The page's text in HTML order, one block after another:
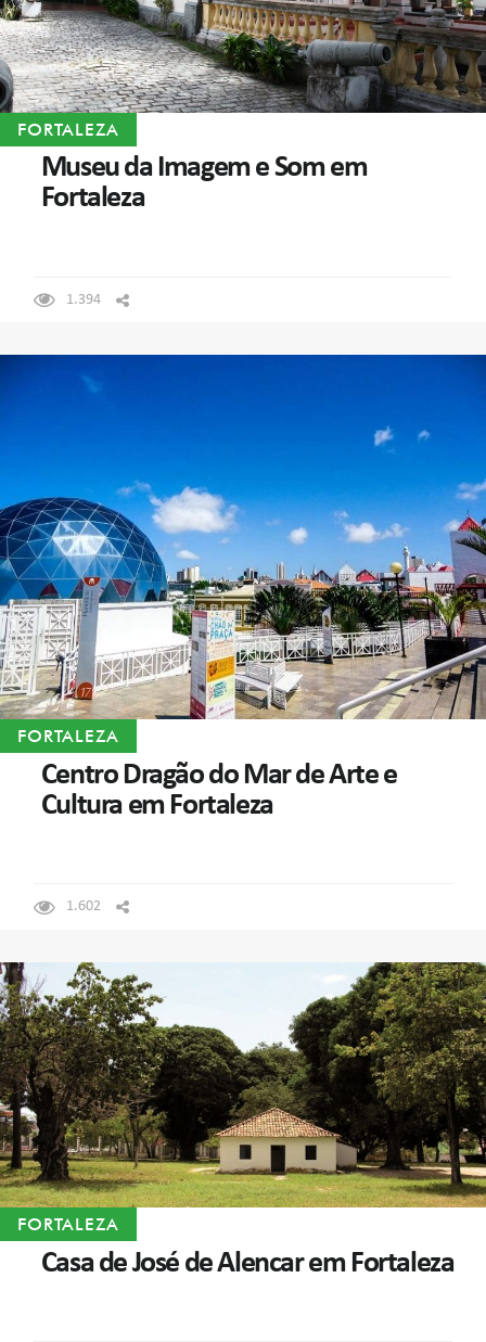
FORTALEZA
Museu da Imagem e Som em
Fortaleza
1.394
FORTALEZA
Centro Dragão do Mar de Arte e
Cultura em Fortaleza
1.602
FORTALEZA
Casa de José de Alencar em Fortaleza